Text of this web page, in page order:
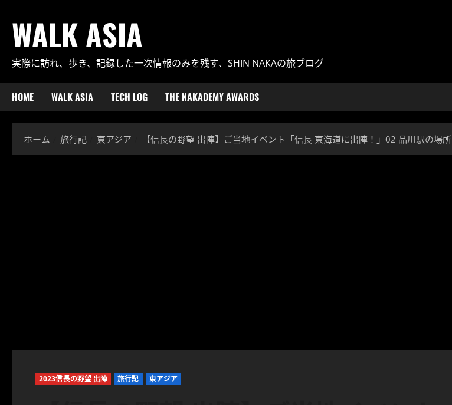
ッ
WALK ASIA
実際に訪れ、歩き、記録した一次情報のみを残す、SHIN NAKAの旅ブログ
HOME WALK ASIA TECH LOG THE NAKADEMY AWARDS
ホーム 旅行記 東アジア 【信長の野望 出陣】ご当地イベント「信長 東海道に出陣！」02 品川駅の場所
2023信長の野望 出陣 旅行記 東アジア